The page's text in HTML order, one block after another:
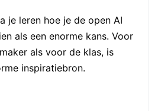
je leren hoe je de open AI
als een enorme kans. Voor
als voor de klas, is
inspiratiebron.